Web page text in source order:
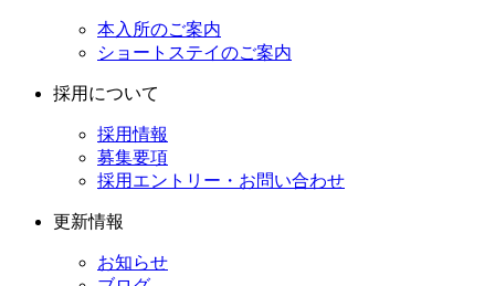
本入所のご案内
ショートステイのご案内
採用について
採用情報
募集要項
採用エントリー・お問い合わせ
更新情報
お知らせ